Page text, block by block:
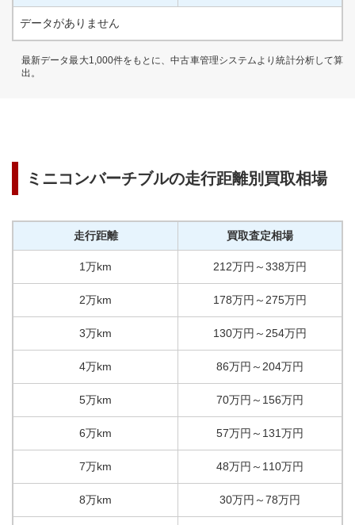
データがありません
最新データ最大1,000件をもとに、中古車管理システムより統計分析して算
出。
ミニコンバーチブルの走行距離別買取相場
走行距離 買取査定相場
1万km 212万円 ～338万円
2万km 178万円 ～ 275万円
3万km 130万円 ～ 254万円
4万km 86万円 ～ 204万円
5万km 70万円 ～ 156万円
6万km 57万円 ～ 131万円
7万km 48万円 ～ 110万円
8万km 30万円 ～78万円